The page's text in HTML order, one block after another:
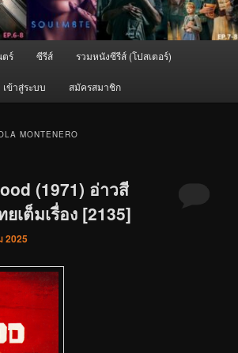
ร์ ซีรีส์ รวมหนังซีรีส์ (โปสเตอร์)
เข้าสู่ระบบ สมัครสมาชิก
MONTENERO
(1971) อ่าวสี
เต็มเรื่อง [2135]
2025